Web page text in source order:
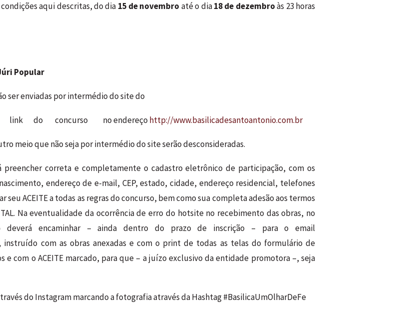
aqui descritas, do dia 15 de novembro até o dia18 de dezembroàs 23 horas
Popular
ser enviadas por intermédio do site do
link do concurso no endereço http://www.basilicadesantoantonio.com.br
meio que não seja por intermédio do site serão desconsideradas.
preencher correta e completamente o cadastro eletrônico de participação, com os
endereço de e-mail, CEP, estado, cidade, endereço residencial, telefones
ACEITE a todas as regras do concurso, bem como sua completa adesão aos termos
Na eventualidade da ocorrência de erro do hotsite no recebimento das obras, no
encaminhar – ainda dentro do prazo de inscrição – para o email
instruído com as obras anexadas e com o print de todas as telas do formulário de
e com o ACEITE marcado, para que – a juízo exclusivo da entidade promotora –, seja
do Instagram marcando a fotografia através da Hashtag #BasilicaUmOlharDeFe